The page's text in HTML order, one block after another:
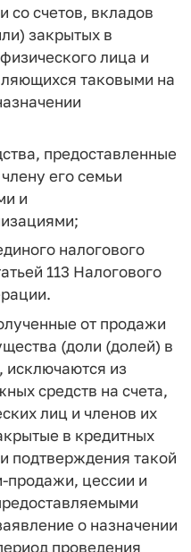
со счетов, вкладов
закрытых в
лица и
таковыми на
предоставленные
его семьи
и
налогового
113 Налогового
от продажи
(доли (долей) в
исключаются из
средств на счета,
лиц и членов их
в кредитных
подтверждения такой
продажи, цессии и
о назначении
проведения